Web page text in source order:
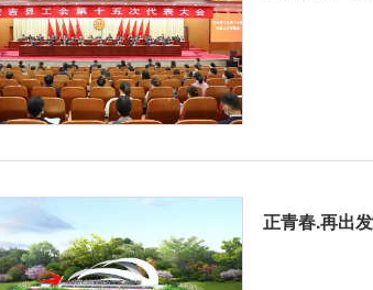
正青春.再出发